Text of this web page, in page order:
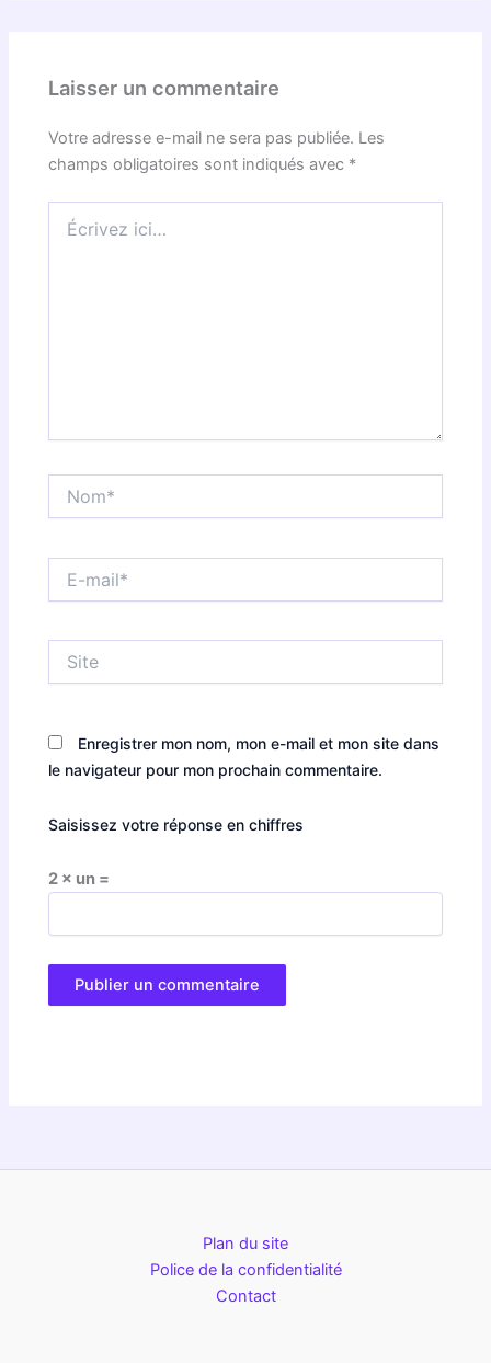
Laisser un commentaire
Votre adresse e-mail ne sera pas publiée. Les
champs obligatoires sont indiqués avec *
ici…
mail*
Enregistrer mon nom, mon e-mail et mon site dans
le navigateur pour mon prochain commentaire.
Saisissez votre réponse en chiffres
2 × un =
Plan du site
Police de la confidentialité
Contact